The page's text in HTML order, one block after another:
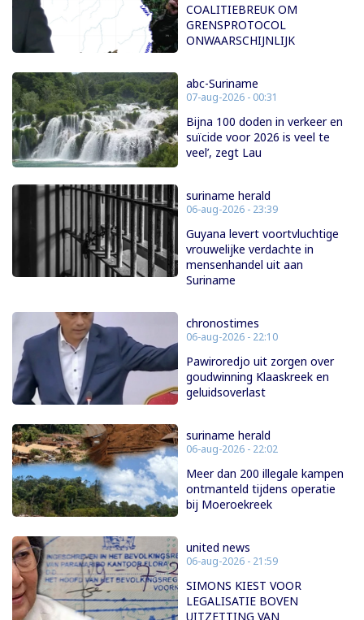
COALITIEBREUK OM
GRENSPROTOCOL
ONWAARSCHIJNLIJK
abc-Suriname
07-aug-2026 - 00:31
Bijna 100 doden in verkeer en
suïcide voor 2026 is veel te
veel’, zegt Lau
suriname herald
06-aug-2026 - 23:39
Guyana levert voortvluchtige
vrouwelijke verdachte in
mensenhandel uit aan
Suriname
chronostimes
06-aug-2026 - 22:10
Pawiroredjo uit zorgen over
goudwinning Klaaskreek en
geluidsoverlast
suriname herald
06-aug-2026 - 22:02
Meer dan 200 illegale kampen
ontmanteld tijdens operatie
bij Moeroekreek
united news
06-aug-2026 - 21:59
SIMONS KIEST VOOR
LEGALISATIE BOVEN
UITZETTING VAN